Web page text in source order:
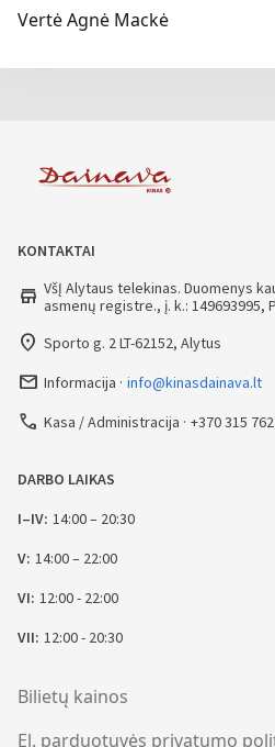
Vertė Agnė Mackė
KONTAKTAI
store VšĮ Alytaus telekinas. Duomenys
asmenų registre., į. k.: 149693995,
place Sporto g. 2 LT-62152, Alytus
mail_outline Informacija info@kinasdainava.lt
call Kasa / Administracija +370 315
DARBO LAIKAS
I–IV: 14:00 – 20:30
V: 14:00 – 22:00
VI: 12:00 - 22:00
VII: 12:00 - 20:30
Bilietų kainos
El. parduotuvės privatumo